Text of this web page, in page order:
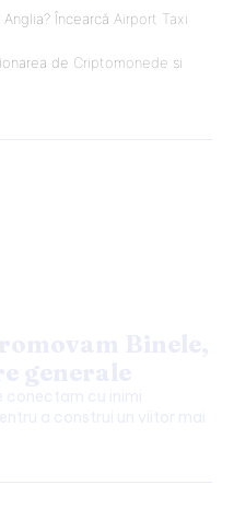
Încearcă Airport Taxi
de Criptomonede si